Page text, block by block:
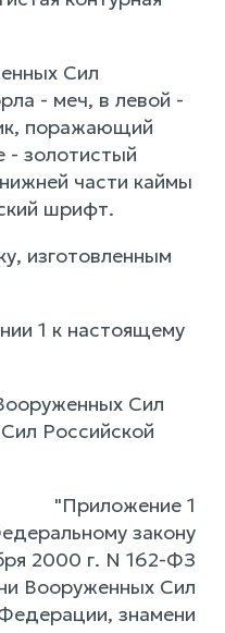
Сил
- меч, в левой -
поражающий
- золотистый
части каймы
шрифт.
изготовленным
1 к настоящему
Сил
Российской
"Приложение 1
закону
2000 г. N 162-ФЗ
Вооруженных Сил
знамени